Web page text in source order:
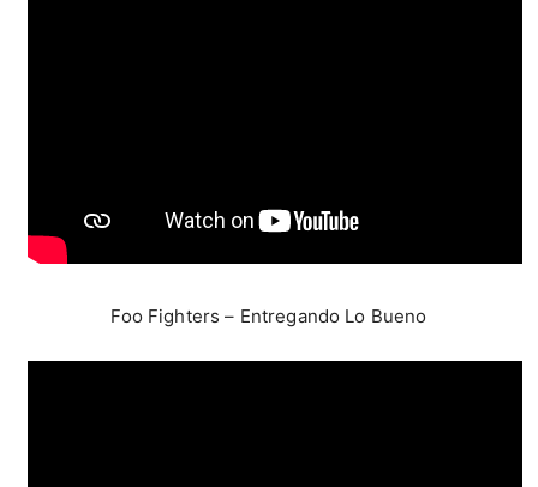
Foo Fighters – Entregando Lo Bueno